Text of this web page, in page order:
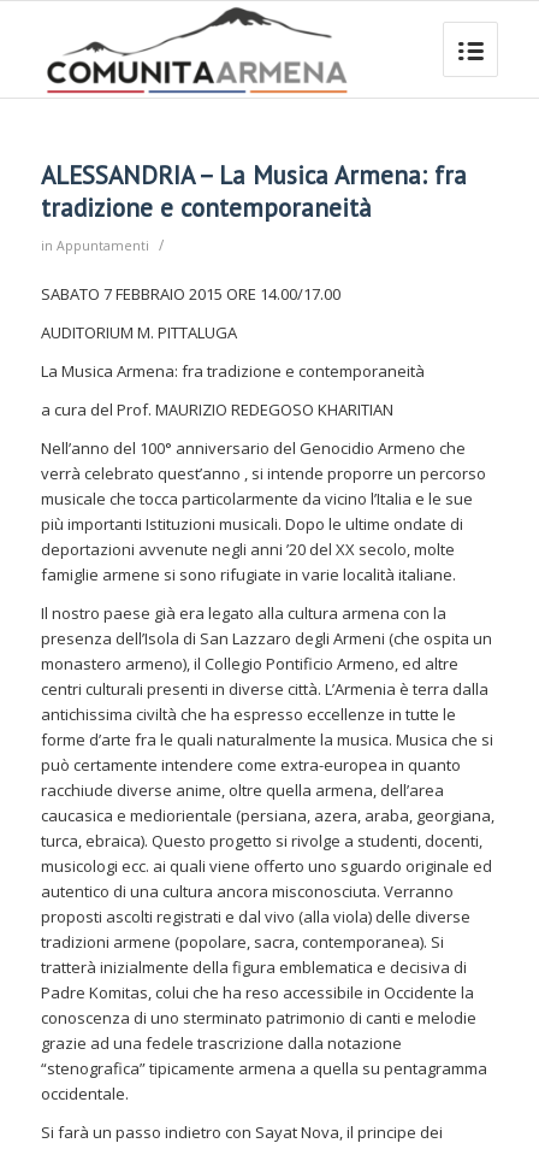
ALESSANDRIA – La Musica Armena: fra
tradizione e contemporaneità
in Appuntamenti /
SABATO 7 FEBBRAIO 2015 ORE 14.00/17.00
AUDITORIUM M. PITTALUGA
La Musica Armena: fra tradizione e contemporaneità
a cura del Prof. MAURIZIO REDEGOSO KHARITIAN
Nell’anno del 100° anniversario del Genocidio Armeno che
verrà celebrato quest’anno , si intende proporre un percorso
musicale che tocca particolarmente da vicino l’Italia e le sue
più importanti Istituzioni musicali. Dopo le ultime ondate di
deportazioni avvenute negli anni ’20 del XX secolo, molte
famiglie armene si sono rifugiate in varie località italiane.
Il nostro paese già era legato alla cultura armena con la
presenza dell’Isola di San Lazzaro degli Armeni (che ospita un
monastero armeno), il Collegio Pontificio Armeno, ed altre
centri culturali presenti in diverse città. L’Armenia è terra dalla
antichissima civiltà che ha espresso eccellenze in tutte le
forme d’arte fra le quali naturalmente la musica. Musica che si
può certamente intendere come extra-europea in quanto
racchiude diverse anime, oltre quella armena, dell’area
caucasica e mediorientale (persiana, azera, araba, georgiana,
turca, ebraica). Questo progetto si rivolge a studenti, docenti,
musicologi ecc. ai quali viene offerto uno sguardo originale ed
autentico di una cultura ancora misconosciuta. Verranno
proposti ascolti registrati e dal vivo (alla viola) delle diverse
tradizioni armene (popolare, sacra, contemporanea). Si
tratterà inizialmente della figura emblematica e decisiva di
Padre Komitas, colui che ha reso accessibile in Occidente la
conoscenza di uno sterminato patrimonio di canti e melodie
grazie ad una fedele trascrizione dalla notazione
“stenografica” tipicamente armena a quella su pentagramma
occidentale.
Si farà un passo indietro con Sayat Nova, il principe dei